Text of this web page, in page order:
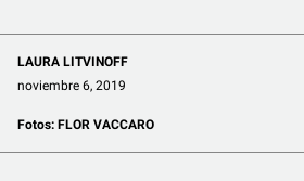
LAURA LITVINOFF
noviembre 6, 2019
Fotos: FLOR VACCARO